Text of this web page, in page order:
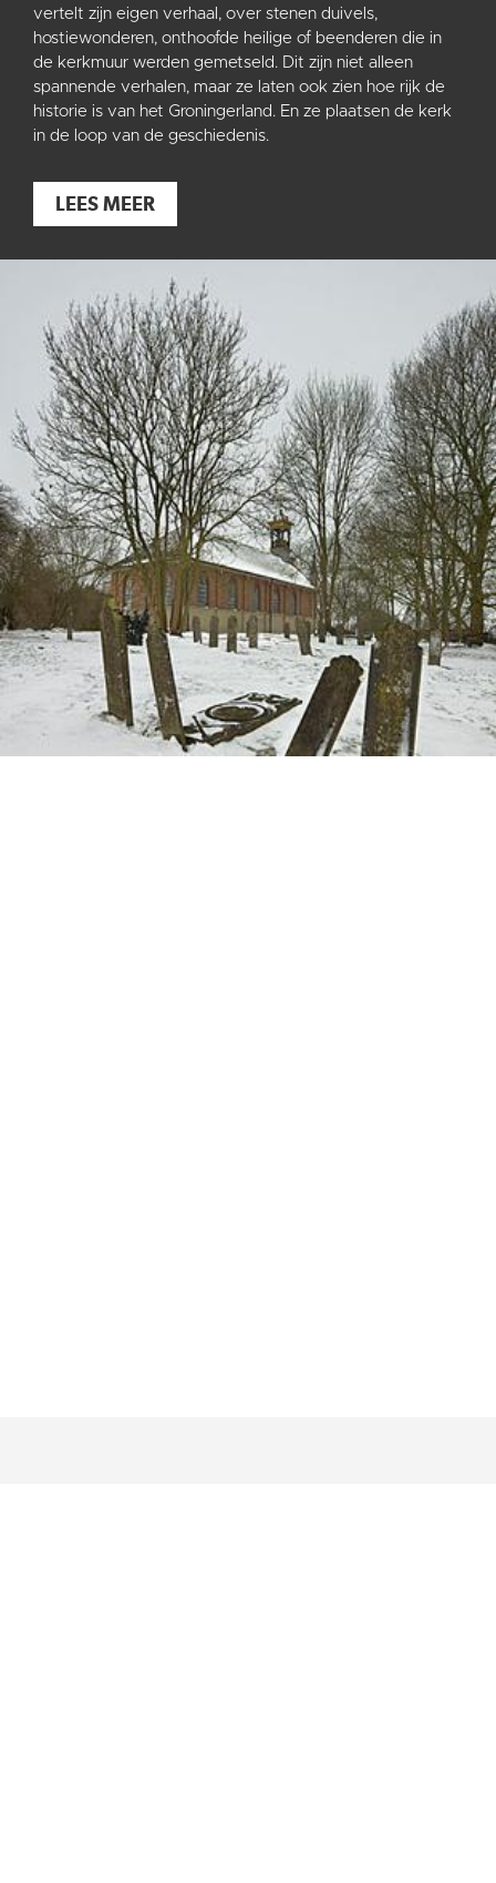
vertelt zijn eigen verhaal, over stenen duivels,
hostiewonderen, onthoofde heilige of beenderen die in
de kerkmuur werden gemetseld. Dit zijn niet alleen
spannende verhalen, maar ze laten ook zien hoe rijk de
historie is van het Groningerland. En ze plaatsen de kerk
in de loop van de geschiedenis.
LEES MEER